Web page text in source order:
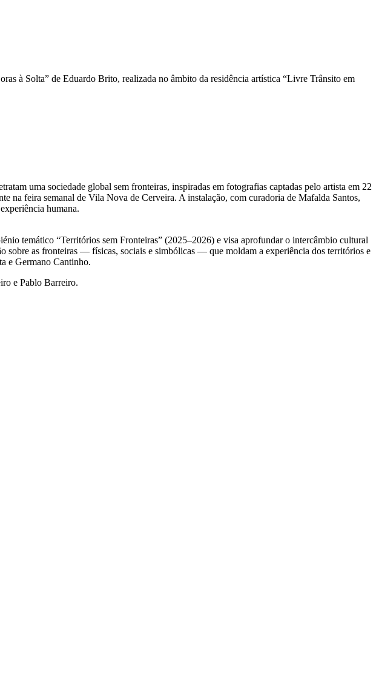
à Solta” de Eduardo Brito, realizada no âmbito da residência artística “Livre Trânsito em
uma sociedade global sem fronteiras, inspiradas em fotografias captadas pelo artista em 22
na feira semanal de Vila Nova de Cerveira. A instalação, com curadoria de Mafalda Santos,
humana.
temático “Territórios sem Fronteiras” (2025–2026) e visa aprofundar o intercâmbio cultural
sobre as fronteiras — físicas, sociais e simbólicas — que moldam a experiência dos territórios e
e Germano Cantinho.
e Pablo Barreiro.